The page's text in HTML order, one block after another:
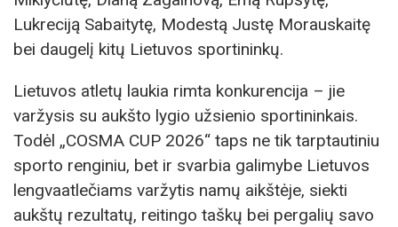
Lukreciją Sabaitytę, Modestą Justę Morauskaitę
bei daugelį kitų Lietuvos sportininkų.
Lietuvos atletų laukia rimta konkurencija – jie
varžysis su aukšto lygio užsienio sportininkais.
Todėl „COSMA CUP 2026“ taps ne tik tarptautiniu
sporto renginiu, bet ir svarbia galimybe Lietuvos
lengvaatlečiams varžytis namų aikštėje, siekti
aukštų rezultatų, reitingo taškų bei pergalių savo